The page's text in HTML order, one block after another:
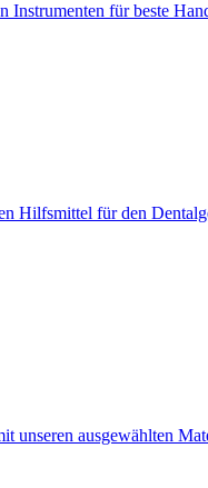
Instrumenten für beste
Hilfsmittel für den
unseren ausgewählten